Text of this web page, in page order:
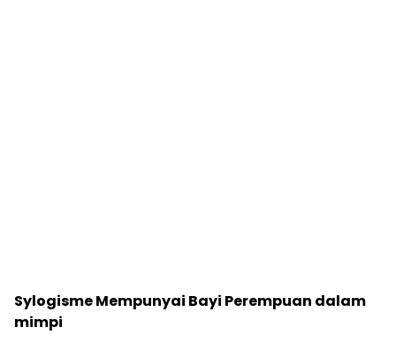
Sylogisme Mempunyai Bayi Perempuan dalam
mimpi